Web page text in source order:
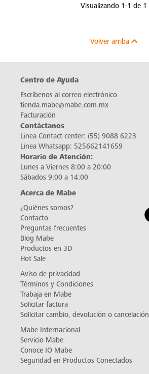
Visualizando 1-1 de 1
Volver arriba
Centro de Ayuda
Escríbenos al correo electrónico
tienda.mabe@mabe.com.mx
Facturación
Contáctanos
Línea Contact center: (55) 9088 6223
Línea Whatsapp: 525662141659
Horario de Atención:
Lunes a Viernes 8:00 a 20:00
Sábados 9:00 a 14:00
Acerca de Mabe
¿Quiénes somos?
Contacto
Preguntas frecuentes
Blog Mabe
Productos en 3D
Hot Sale
Aviso de privacidad
Términos y Condiciones
Trabaja en Mabe
Solicitar factura
Solicitar cambio, devolución o cancelación
Mabe Internacional
Servicio Mabe
Conoce IO Mabe
Seguridad en Productos Conectados